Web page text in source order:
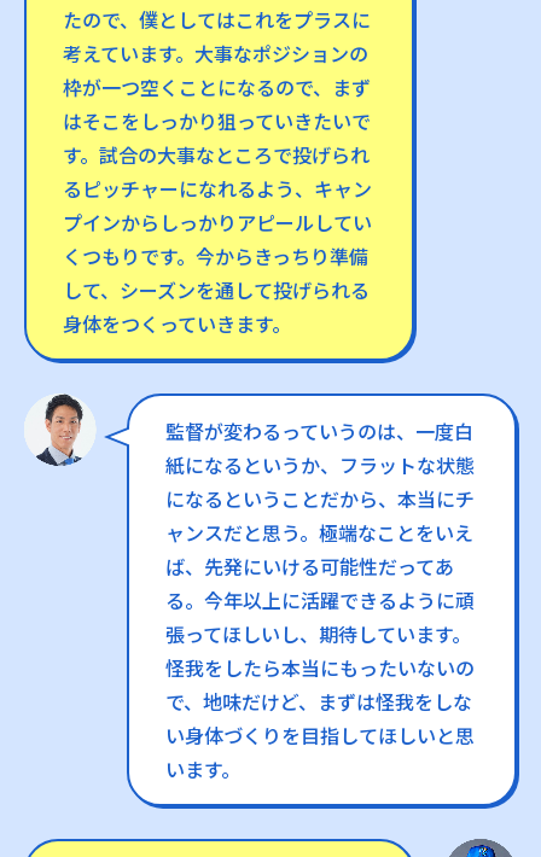
たので、僕としてはこれをプラスに
考えています。大事なポジションの
枠が一つ空くことになるので、まず
はそこをしっかり狙っていきたいで
す。試合の大事なところで投げられ
るピッチャーになれるよう、キャン
プインからしっかりアピールしてい
くつもりです。今からきっちり準備
して、シーズンを通して投げられる
身体をつくっていきます。
監督が変わるっていうのは、一度白
紙になるというか、フラットな状態
になるということだから、本当にチ
ャンスだと思う。極端なことをいえ
ば、先発にいける可能性だってあ
る。今年以上に活躍できるように頑
張ってほしいし、期待しています。
怪我をしたら本当にもったいないの
で、地味だけど、まずは怪我をしな
い身体づくりを目指してほしいと思
います。